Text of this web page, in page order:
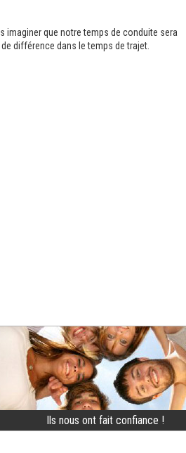
imaginer que notre temps de conduite sera
différence dans le temps de trajet.
Ils nous ont fait confiance !